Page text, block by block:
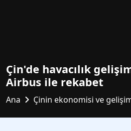
Çin'de havacılık
Airbus ile rekabet
Ana Çinin ekonomisi ve